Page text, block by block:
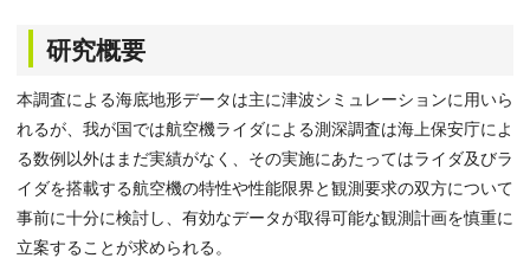
研究概要
本調査による海底地形データは主に津波シミュレーションに用いら
れるが、我が国では航空機ライダによる測深調査は海上保安庁によ
る数例以外はまだ実績がなく、その実施にあたってはライダ及びラ
イダを搭載する航空機の特性や性能限界と観測要求の双方について
事前に十分に検討し、有効なデータが取得可能な観測計画を慎重に
立案することが求められる。